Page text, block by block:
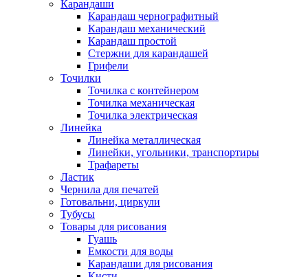
Карандаши
Карандаш чернографитный
Карандаш механический
Карандаш простой
Стержни для карандашей
Грифели
Точилки
Точилка с контейнером
Точилка механическая
Точилка электрическая
Линейка
Линейка металлическая
Линейки, угольники, транспортиры
Трафареты
Ластик
Чернила для печатей
Готовальни, циркули
Тубусы
Товары для рисования
Гуашь
Емкости для воды
Карандаши для рисования